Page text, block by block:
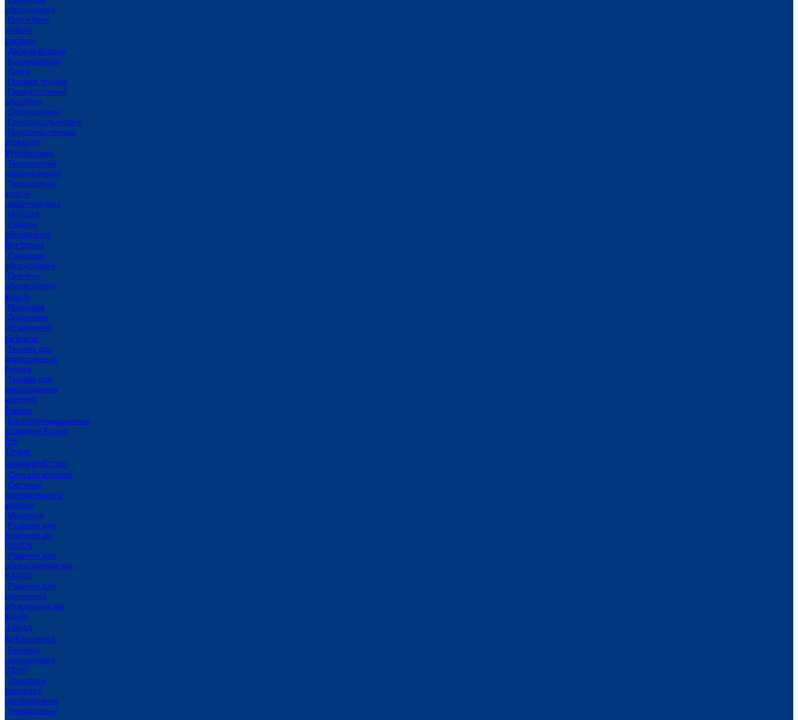
обприскувачі
Плуги New
Holland
Lemken
Дискові борони
Культиватори
Плуги
Посівна техніка
Передпосівний
обробіток
Обприскувачі
Грунтоущільнювачі
Просапна техніка
Steketee
Weidemann
Телескопічні
навантажувачі
Телескопічні
колісні
навантажувачі
Hoftrack
Навісне
обладнання
Berthoud
Самохідні
обприскувачі
Причіпні
обприскувачі
Rauch
Розкидачі
Додаткове
обладнання
Grimme
Техніка для
вирощування
буряка
Техніка для
вирощування
картоплі
Panien
Багатофункціональні
розкидачі Panien
PW
Точне
землеробство
Сигнали корекції
Системи
автоматичного
водіння
Монітори
Рішення для
тракторів від
RAVEN
Рішення для
обприскувачів від
RAVEN
Рішення для
причіпного
обладнання від
Raven
Завод
Кобзаренка
Бункери
накопичувачі
(ПБН)
Тракторні
причепи i
напiвпричепи
Універсальні